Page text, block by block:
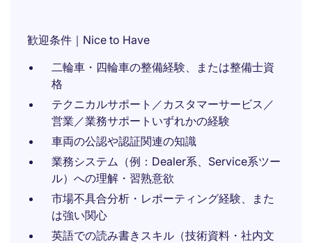
歓迎条件｜Nice to Have
二輪車・四輪車の整備経験、または整備士資
格
テクニカルサポート／カスタマーサービス／
営業／業務サポートいずれかの経験
車両の公認や認証関連の知識
業務システム（例：Dealer系、Service系ツー
ル）への理解・習熟意欲
市場不具合分析・レポーティング経験、また
は強い関心
英語での読み書きスキル（技術資料・社内文